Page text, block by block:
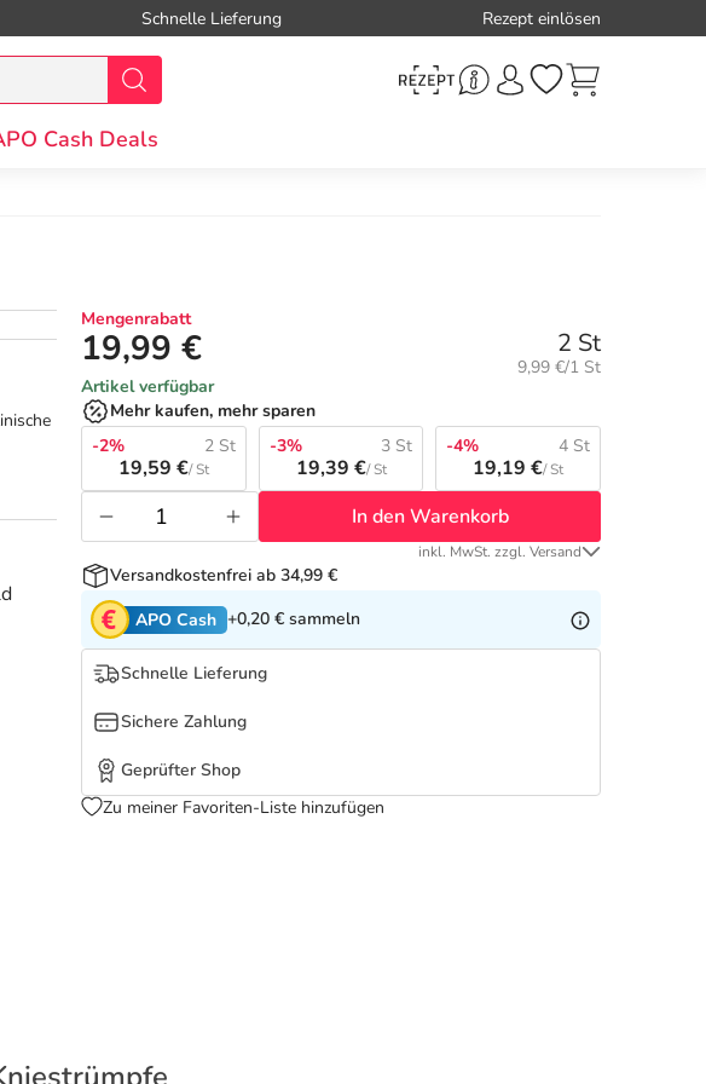
Schnelle Lieferung Rezept einlösen
Cash Deals
Mengenrabatt
19,99 € 2 St
Grundpreis:
9,99 €/1 St
Artikel verfügbar
Mehr kaufen, mehr sparen
-2%
2 St
19,59 €/ St
-3% 3 St
19,39 €/ St
-4% 4 St
19,19 €/ St
In den Warenkorb
inkl. MwSt. zzgl. Versand
Versandkostenfrei ab 34,99 €
APO Cash +0,20 € sammeln
Schnelle Lieferung
Sichere Zahlung
Geprüfter Shop
Zu meiner Favoriten-Liste hinzufügen